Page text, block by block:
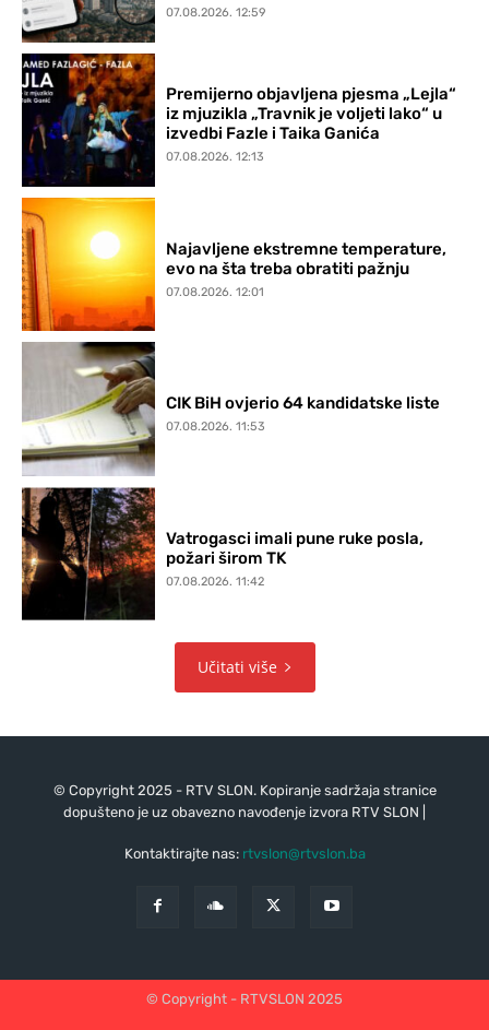
07.08.2026. 12:59
Premijerno objavljena pjesma „Lejla“
iz mjuzikla „Travnik je voljeti lako“ u
izvedbi Fazle i Taika Ganića
07.08.2026. 12:13
Najavljene ekstremne temperature,
evo na šta treba obratiti pažnju
07.08.2026. 12:01
CIK BiH ovjerio 64 kandidatske liste
07.08.2026. 11:53
Vatrogasci imali pune ruke posla,
požari širom TK
07.08.2026. 11:42
Učitati više
© Copyright 2025 - RTV SLON. Kopiranje sadržaja stranice
dopušteno je uz obavezno navođenje izvora RTV SLON |
Kontaktirajte nas: rtvslon@rtvslon.ba
© Copyright - RTVSLON 2025